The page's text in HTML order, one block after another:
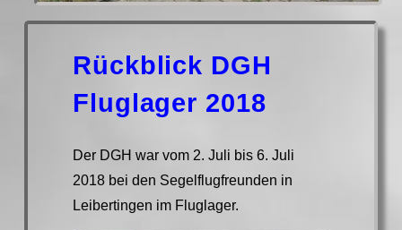
Rückblick DGH
Fluglager 2018
Der DGH war vom 2. Juli bis 6. Juli
2018 bei den Segelflugfreunden in
Leibertingen im Fluglager.